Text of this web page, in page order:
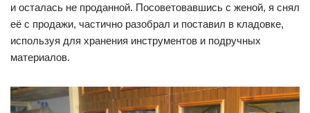
и осталась не проданной. Посоветовавшись с женой, я снял
её с продажи, частично разобрал и поставил в кладовке,
используя для хранения инструментов и подручных
материалов.